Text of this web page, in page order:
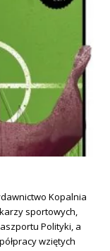
Kopalnia
sportowych,
Polityki, a
wziętych